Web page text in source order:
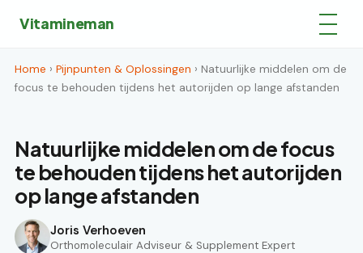
Vitamineman
Home › Pijnpunten & Oplossingen › Natuurlijke middelen om de
focus te behouden tijdens het autorijden op lange afstanden
Natuurlijke middelen om de focus
te behouden tijdens het autorijden
op lange afstanden
Joris Verhoeven
Orthomoleculair Adviseur & Supplement Expert